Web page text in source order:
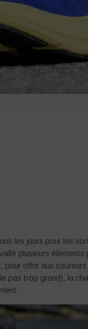
les jours pour les
plusieurs
offrir aux coureurs
pas trop grand), la